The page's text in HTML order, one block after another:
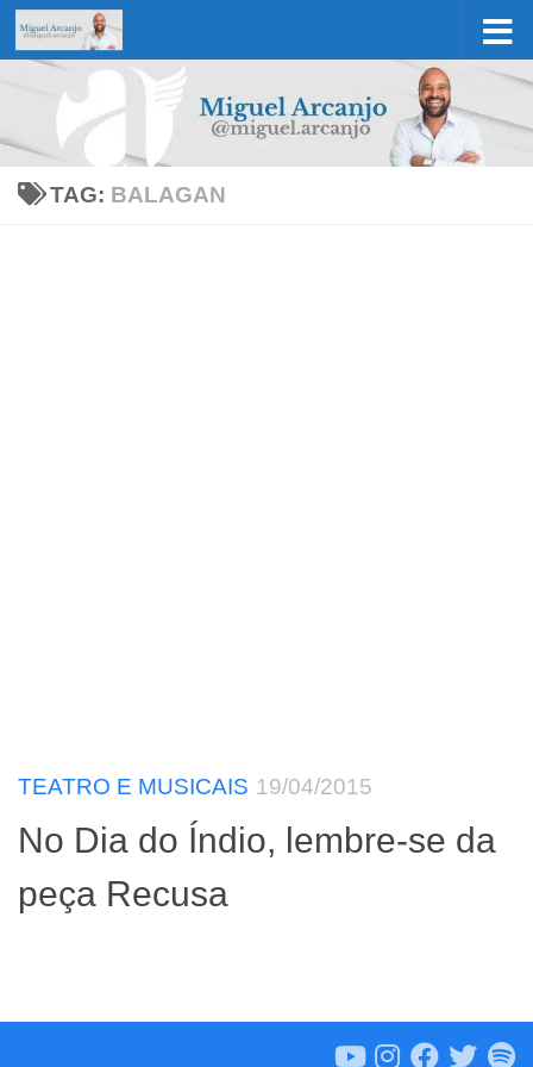
Skip to content
TAG: BALAGAN
TEATRO E MUSICAIS 19/04/2015
No Dia do Índio, lembre-se da
peça Recusa